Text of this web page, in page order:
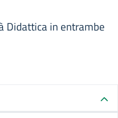
Didattica in entrambe